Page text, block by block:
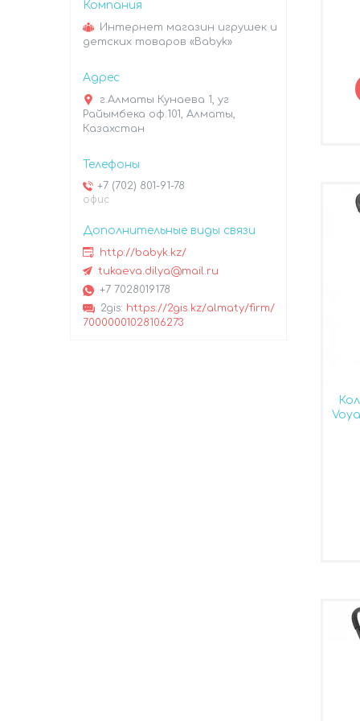
Интернет магазин игрушек и
детских товаров «Babyk»
г.Алматы Кунаева 1, уг
Райымбека оф.101, Алматы,
Казахстан
+7 (702) 801-91-78
офис
http://babyk.kz/
tukaeva.dilya@mail.ru
+7 7028019178
2gis https://2gis.kz/almaty/firm/
70000001028106273